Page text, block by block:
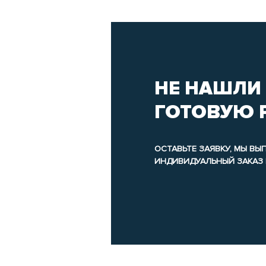
НЕ НАШЛИ
ГОТОВУЮ
ОСТАВЬТЕ ЗАЯВКУ, МЫ
ИНДИВИДУАЛЬНЫЙ